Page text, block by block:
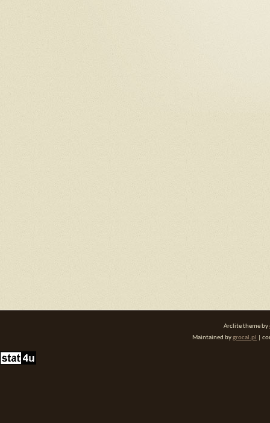
Arclite theme by
Maintained bygrocal.pl |